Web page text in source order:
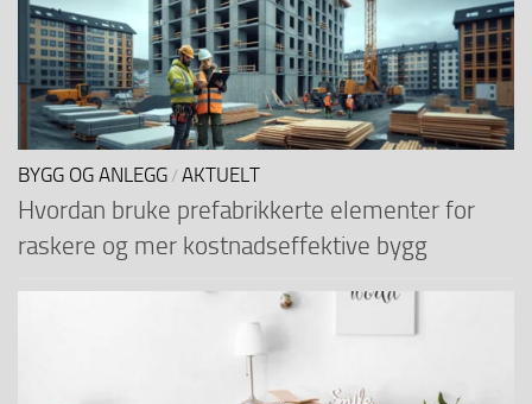
BYGG OG ANLEGG / AKTUELT
Hvordan bruke prefabrikkerte elementer for
raskere og mer kostnadseffektive bygg